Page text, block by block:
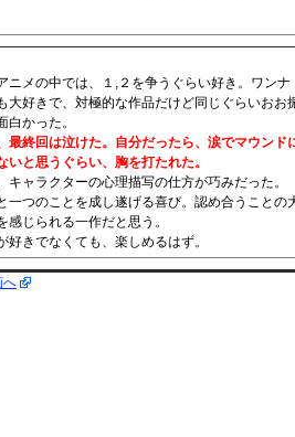
ニメの中では、１,２を争うぐらい好き。ワンナ
大好きで、対極的な作品だけど同じぐらいおお
白かった。
最終回は泣けた。自分だったら、涙でマウンド
いと思うぐらい、胸を打たれた。
キャラクターの心理描写の仕方が巧みだった。
一つのことを成し遂げる喜び。認め合うことの
感じられる一作だと思う。
好きでなくても、楽しめるはず。
へ